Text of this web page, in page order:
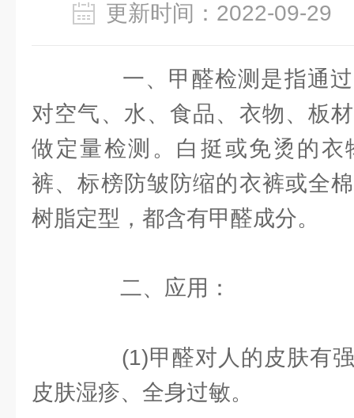
更新时间：2022-09-
一、甲醛检测是指通过
对空气、水、食品、衣物、板
做定量检测。白挺或免烫的衣
裤、标榜防皱防缩的衣裤或全
树脂定型，都含有甲醛成分。
二、应用：
(1)甲醛对人的皮肤有强
皮肤湿疹、全身过敏。